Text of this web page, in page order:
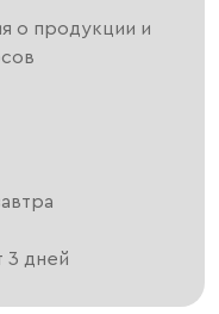
о продукции и
3 дней